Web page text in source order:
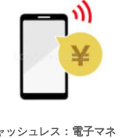
ッシュレス：電子マネ